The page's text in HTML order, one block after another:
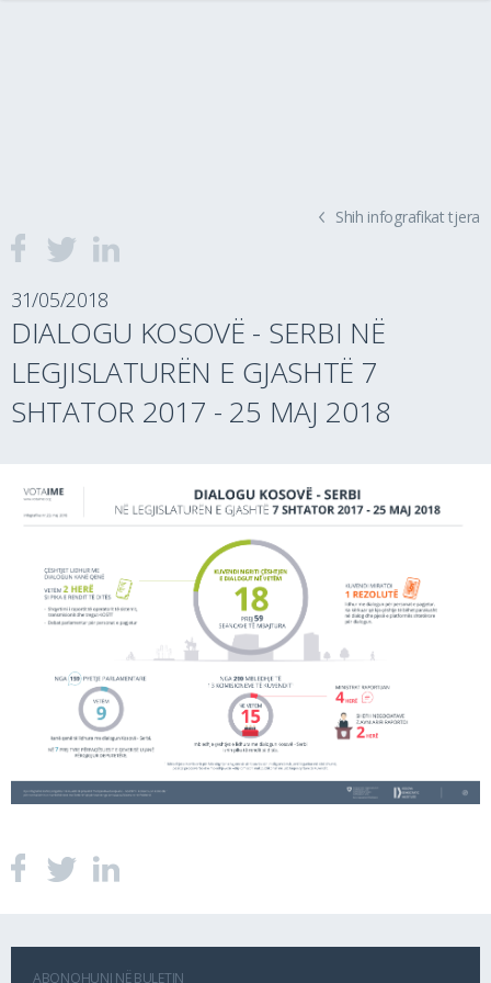
Shih infografikat tjera
31/05/2018
DIALOGU KOSOVË - SERBI NË
LEGJISLATURËN E GJASHTË 7
SHTATOR 2017 - 25 MAJ 2018
ABONOHUNI NË BULETIN